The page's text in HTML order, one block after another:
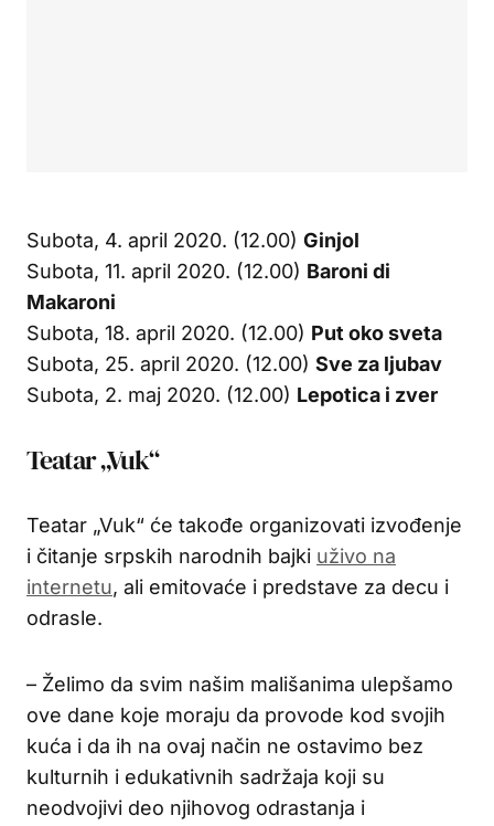
Subota, 4. april 2020. (12.00) Ginjol
Subota, 11. april 2020. (12.00) Baroni di
Makaroni
Subota, 18. april 2020. (12.00) Put oko sveta
Subota, 25. april 2020. (12.00) Sve za ljubav
Subota, 2. maj 2020. (12.00) Lepotica i zver
Teatar „Vuk“
Teatar „Vuk“ će takođe organizovati izvođenje
i čitanje srpskih narodnih bajki uživo na
internetu, ali emitovaće i predstave za decu i
odrasle.
– Želimo da svim našim mališanima ulepšamo
ove dane koje moraju da provode kod svojih
kuća i da ih na ovaj način ne ostavimo bez
kulturnih i edukativnih sadržaja koji su
neodvojivi deo njihovog odrastanja i